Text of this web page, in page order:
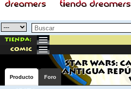
Tienda:
comic
STAR WARS:
ANTIGUA
Producto Foro